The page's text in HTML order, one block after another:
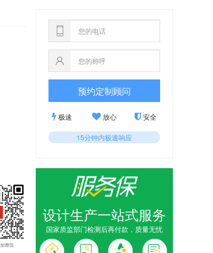
预约定制顾问
极速 放心 安全
15分钟内极速响应
设计生产一站式服务
国家质监部门检测后再付款，质量无忧